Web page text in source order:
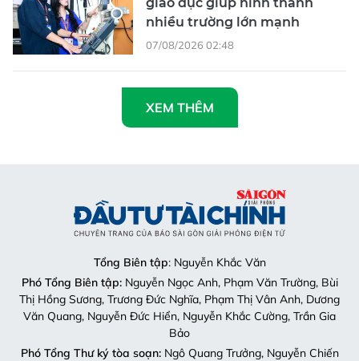
nhiều trường lớn mạnh
07/08/2026 02:48
XEM THÊM
Tổng Biên tập: Nguyễn Khắc Văn
Phó Tổng Biên tập:Nguyễn Ngọc Anh, Phạm Văn Trường, Bùi
Thị Hồng Sương, Trương Đức Nghĩa, Phạm Thị Vân Anh, Dương
Văn Quang, Nguyễn Đức Hiển, Nguyễn Khắc Cường, Trần Gia
Bảo
Phó Tổng Thư ký tòa soạn:Ngô Quang Trưởng, Nguyễn Chiến